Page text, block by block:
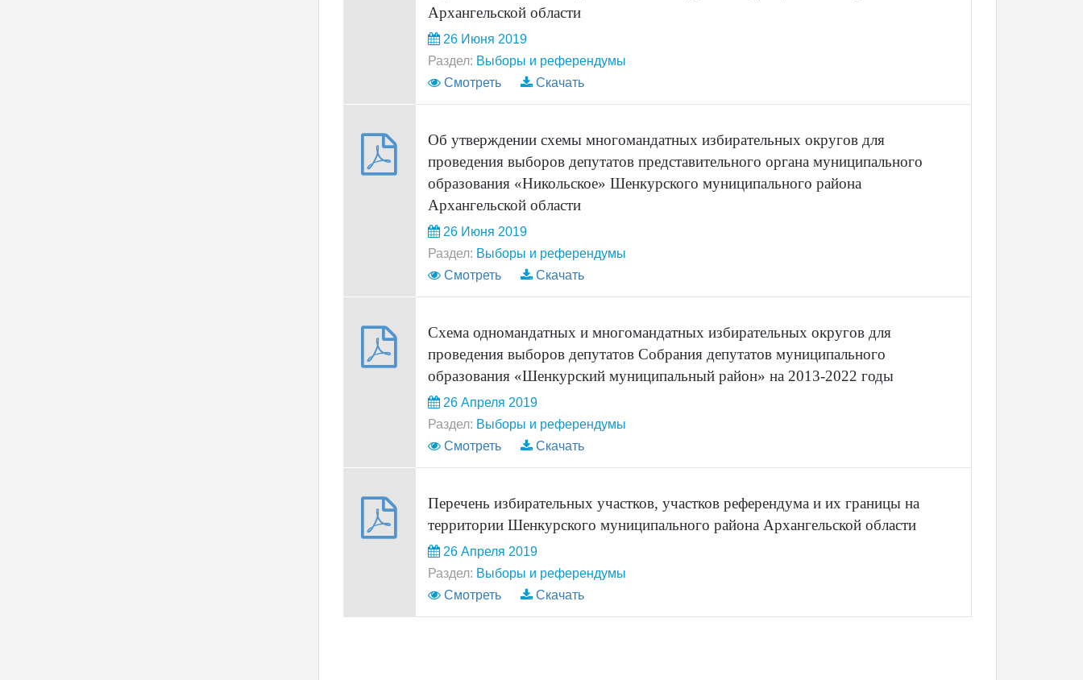
Архангельской области
26 Июня 2019
Раздел: Выборы и референдумы
Смотреть
Скачать
Об утверждении схемы многомандатных избирательных округов для
проведения выборов депутатов представительного органа муниципального
образования «Никольское» Шенкурского муниципального района
Архангельской области
26 Июня 2019
Раздел: Выборы и референдумы
Смотреть
Скачать
Схема одномандатных и многомандатных избирательных округов для
проведения выборов депутатов Собрания депутатов муниципального
образования «Шенкурский муниципальный район» на 2013-2022 годы
26 Апреля 2019
Раздел: Выборы и референдумы
Смотреть
Скачать
Перечень избирательных участков, участков референдума и их границы на
территории Шенкурского муниципального района Архангельской области
26 Апреля 2019
Раздел: Выборы и референдумы
Смотреть
Скачать